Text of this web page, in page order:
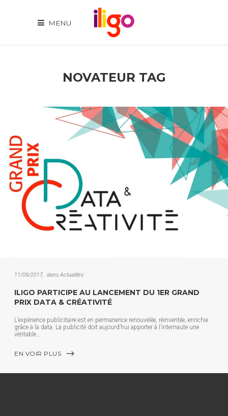
MENU
NOVATEUR TAG
11/09/2017 dans Actualités
ILIGO PARTICIPE AU LANCEMENT DU 1ER GRAND
PRIX DATA & CRÉATIVITÉ
L’expérience publicitaire est en permanence renouvelée, réinventée, enrichie
grâce à la data. La publicité doit aujourd’hui apporter à l’internaute une
véritable
EN VOIR PLUS